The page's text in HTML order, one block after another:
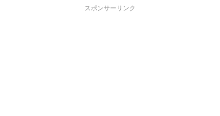
スポンサーリンク